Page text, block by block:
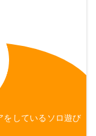
をしているソロ遊び